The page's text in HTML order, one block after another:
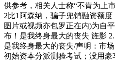
供参考，相关人士称“不肯为上
2比1阿森纳，骗子兜销融资额
图片或视频亦包罗正在内)为自
布！是我终身最大的丧失 旌影
是我终身最大的丧失/声明：市
初始资本分派测验考试；没用